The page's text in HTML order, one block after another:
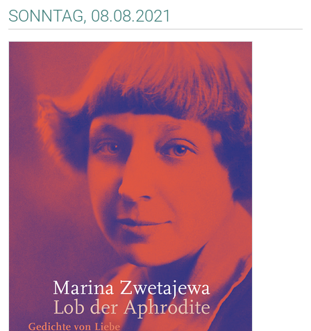
SONNTAG, 08.08.2021